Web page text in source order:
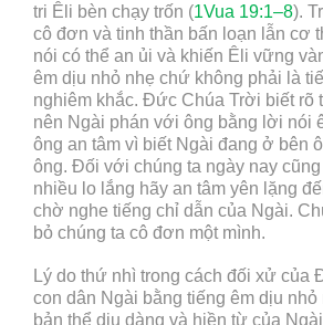
tri Êli bèn chạy trốn (1Vua 19:1–8).
cô đơn và tinh thần bấn loạn lẫn cơ
nói có thể an ủi và khiến Êli vững
êm dịu nhỏ nhẹ chứ không phải là
nghiêm khắc. Đức Chúa Trời biết rõ
nên Ngài phán với ông bằng lời nói
ông an tâm vì biết Ngài đang ở bên
ông. Đối với chúng ta ngày nay
nhiều lo lắng hãy an tâm yên lặng
chờ nghe tiếng chỉ dẫn của Ngài.
bỏ chúng ta cô đơn một mình.
Lý do thứ nhì trong cách đối xử của
con dân Ngài bằng tiếng êm dịu
bản thể dịu dàng và hiền từ của